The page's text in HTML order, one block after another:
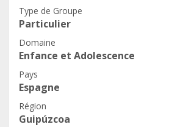
Type de Groupe
Particulier
Domaine
Enfance et Adolescence
Pays
Espagne
Région
Guipúzcoa